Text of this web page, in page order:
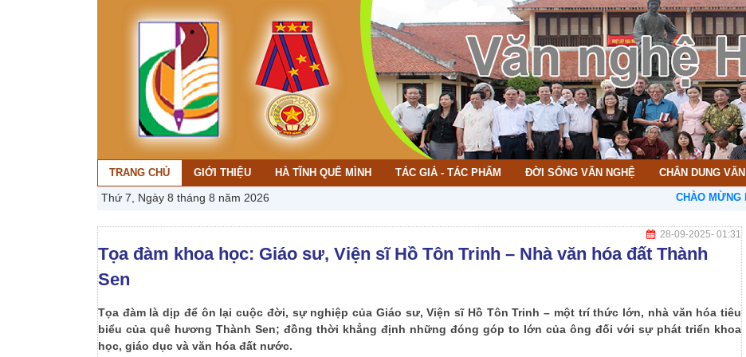
TRANG CHỦ GIỚI THIỆU HÀ TĨNH QUÊ MÌNH TÁC GIẢ - TÁC PHẨM ĐỜI SỐNG VĂN NGHỆ CHÂN DUNG
Thứ 7, Ngày 8 tháng 8 năm 2026 CHÀO MỪNG BẠN ĐẾN VỚI
28-09-2025- 01:31
Tọa đàm khoa học: Giáo sư, Viện sĩ Hồ Tôn Trinh – Nhà văn hóa đất Thành
Sen
Tọa đàm là dịp để ôn lại cuộc đời, sự nghiệp của Giáo sư, Viện sĩ Hồ Tôn Trinh – một trí thức lớn, nhà văn hóa tiêu
biểu của quê hương Thành Sen; đồng thời khẳng định những đóng góp to lớn của ông đối với sự phát triển khoa
học, giáo dục và văn hóa đất nước.